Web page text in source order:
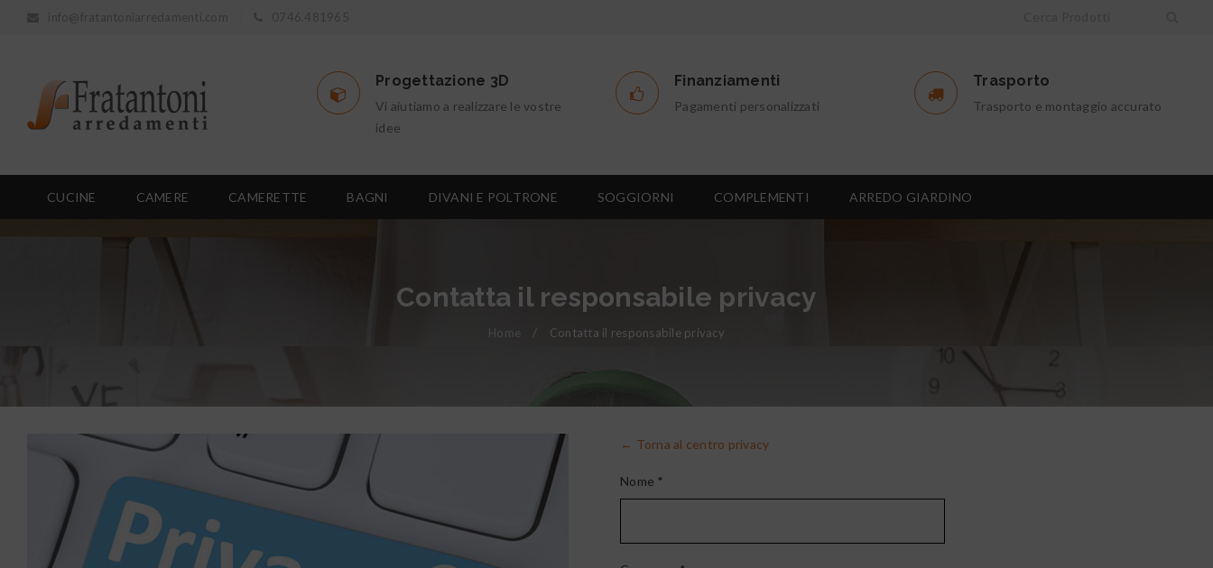
Progettazione 3D
Vi aiutiamo a realizzare le vostre
idee
Finanziamenti
Pagamenti personalizzati
Trasporto
Trasporto e montaggio accurato
CUCINE CAMERE CAMERETTE BAGNI DIVANI E POLTRONE SOGGIORNI COMPLEMENTI ARREDO GIARDINO
Contatta il responsabile privacy
Home / Contatta il responsabile privacy
← Torna al centro privacy
Nome *